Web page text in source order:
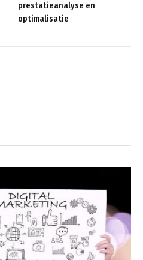
prestatieanalyse en
optimalisatie